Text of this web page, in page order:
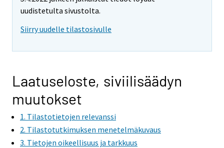
uudistetulta sivustolta.
Siirry uudelle tilastosivulle
Laatuseloste, siviilisäädyn
muutokset
1. Tilastotietojen relevanssi
2. Tilastotutkimuksen menetelmäkuvaus
3. Tietojen oikeellisuus ja tarkkuus